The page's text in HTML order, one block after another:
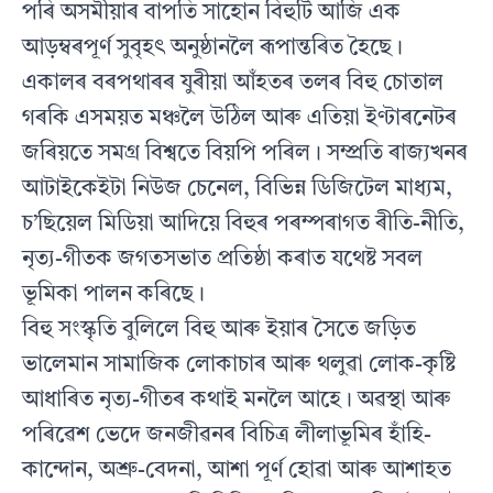
পৰি অসমীয়াৰ বাপতি সাহােন বিহুটি আজি এক
আড়ম্বৰপূৰ্ণ সুবৃহৎ অনুষ্ঠানলৈ ৰূপান্তৰিত হৈছে।
একালৰ বৰপথাৰৰ যুৰীয়া আঁহতৰ তলৰ বিহু চোতাল
গৰকি এসময়ত মঞ্চলৈ উঠিল আৰু এতিয়া ইণ্টাৰনেটৰ
জৰিয়তে সমগ্র বিশ্বতে বিয়পি পৰিল। সম্প্রতি ৰাজ্যখনৰ
আটাইকেইটা নিউজ চেনেল, বিভিন্ন ডিজিটেল মাধ্যম,
চ’ছিয়েল মিডিয়া আদিয়ে বিহুৰ পৰম্পৰাগত ৰীতি-নীতি,
নৃত্য-গীতক জগতসভাত প্রতিষ্ঠা কৰাত যথেষ্ট সবল
ভূমিকা পালন কৰিছে।
বিহু সংস্কৃতি বুলিলে বিহু আৰু ইয়াৰ সৈতে জড়িত
ভালেমান সামাজিক লােকাচাৰ আৰু থলুৱা লােক-কৃষ্টি
আধাৰিত নৃত্য-গীতৰ কথাই মনলৈ আহে। অৱস্থা আৰু
পৰিৱেশ ভেদে জনজীৱনৰ বিচিত্র লীলাভূমিৰ হাঁহি-
কান্দোন, অশ্রু-বেদনা, আশা পূর্ণ হােৱা আৰু আশাহত